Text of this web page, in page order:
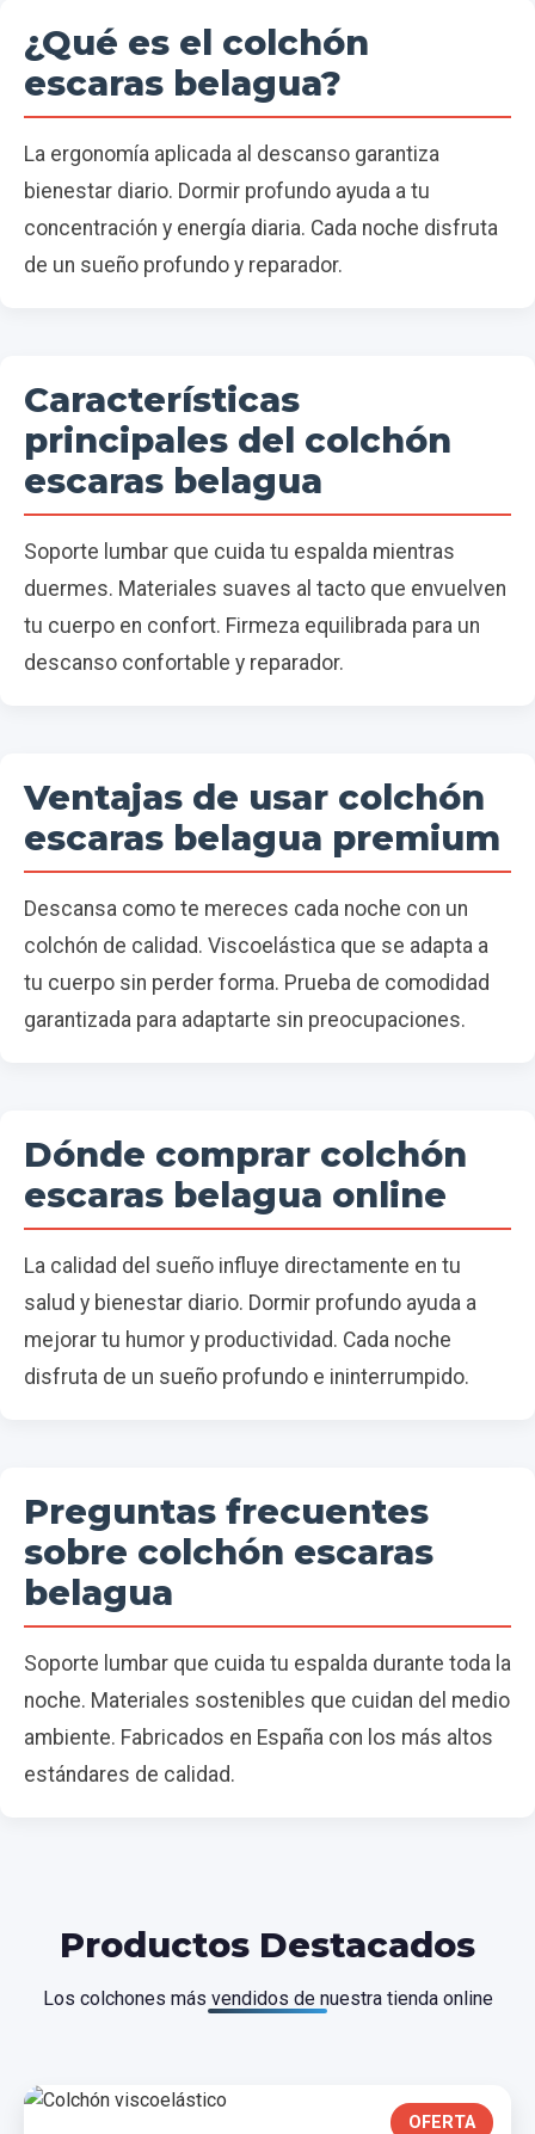
¿Qué es el colchón
escaras belagua?
La ergonomía aplicada al descanso garantiza
bienestar diario. Dormir profundo ayuda a tu
concentración y energía diaria. Cada noche disfruta
de un sueño profundo y reparador.
Características
principales del colchón
escaras belagua
Soporte lumbar que cuida tu espalda mientras
duermes. Materiales suaves al tacto que envuelven
tu cuerpo en confort. Firmeza equilibrada para un
descanso confortable y reparador.
Ventajas de usar colchón
escaras belagua premium
Descansa como te mereces cada noche con un
colchón de calidad. Viscoelástica que se adapta a
tu cuerpo sin perder forma. Prueba de comodidad
garantizada para adaptarte sin preocupaciones.
Dónde comprar colchón
escaras belagua online
La calidad del sueño influye directamente en tu
salud y bienestar diario. Dormir profundo ayuda a
mejorar tu humor y productividad. Cada noche
disfruta de un sueño profundo e ininterrumpido.
Preguntas frecuentes
sobre colchón escaras
belagua
Soporte lumbar que cuida tu espalda durante toda la
noche. Materiales sostenibles que cuidan del medio
ambiente. Fabricados en España con los más altos
estándares de calidad.
Productos Destacados
Los colchones más vendidos de nuestra tienda online
OFERTA